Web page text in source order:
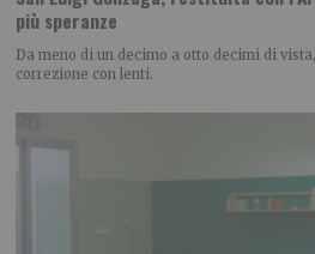
più speranze
Da meno di un decimo a otto decimi di
correzione con lenti.